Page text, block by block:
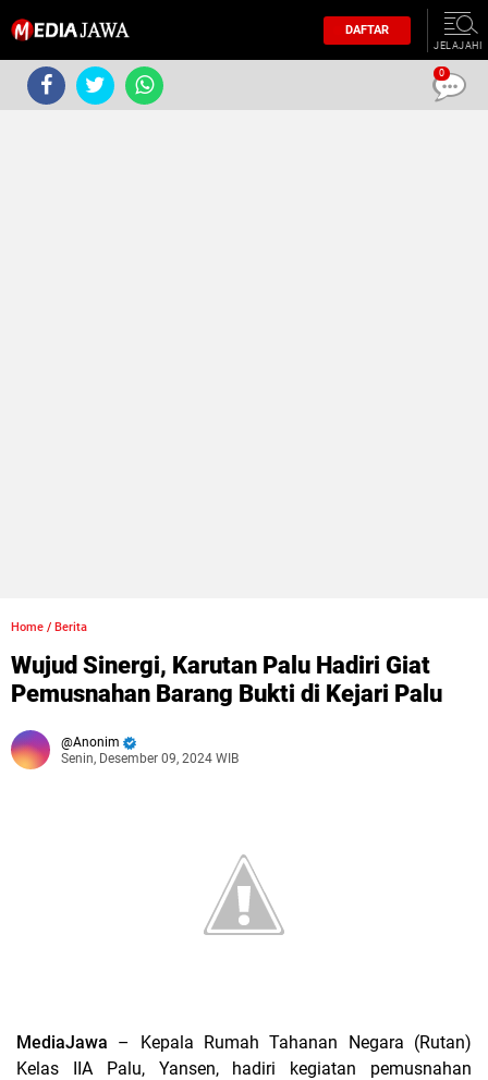
DAFTAR
JELAJAHI
Home / Berita
Wujud Sinergi, Karutan Palu Hadiri Giat
Pemusnahan Barang Bukti di Kejari Palu
Anonim
Senin, Desember 09, 2024 WIB
MediaJawa – Kepala Rumah Tahanan Negara (Rutan)
Kelas IIA Palu, Yansen, hadiri kegiatan pemusnahan
0